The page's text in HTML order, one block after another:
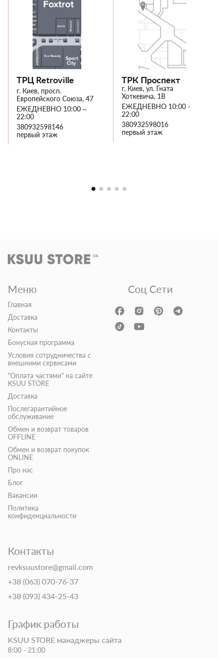
ТРЦ Retroville
г. Киев, просп.
Европейского Союза, 47
ЕЖЕДНЕВНО 10:00 –
22:00
380932598146
первый этаж
ТРК Проспект
г. Киев, ул. Гната
Хоткевича, 1В
ЕЖЕДНЕВНО 10:00 -
22:00
380932598016
первый этаж
Меню
Главная
Доставка
Контакты
Бонусная программа
Условия сотрудничества с
внешними сервисами
"Оплата частями" на сайте
KSUU STORE
Доставка
Послегарантийное
обслуживание
Обмен и возврат товаров
OFFLINE
Обмен и возврат покупок
ONLINE
Про нас
Блог
Вакансии
Политика
конфиденциальности
Контакты
revksuustore@gmail.com
+38 (063) 070-76-37
+38 (093) 434-25-43
График работы
KSUU STORE манаджеры сайта
8:00 - 21:00
Соц Сети